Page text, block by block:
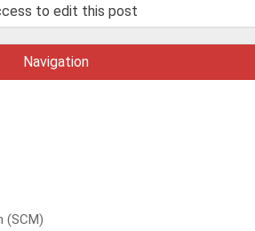
to edit this post
Navigation
(SCM)